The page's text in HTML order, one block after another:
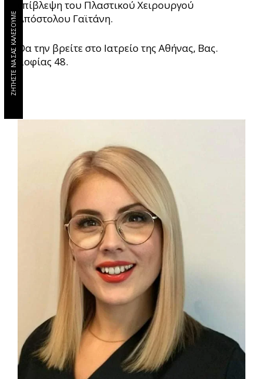
επίβλεψη του Πλαστικού Χειρουργού
Απόστολου Γαϊτάνη.
Θα την βρείτε στο Ιατρείο της Αθήνας, Βας.
Σοφίας 48.
ΖΗΤΗΣΤΕ ΝΑ ΣΑΣ ΚΑΛΕΣΟΥΜΕ